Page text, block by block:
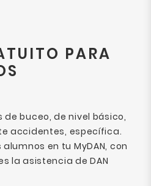
PARA
buceo, de nivel básico,
accidentes, específica.
en tu MyDAN, con
la asistencia de DAN